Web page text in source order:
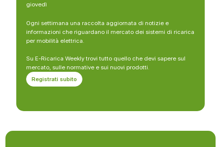
giovedì
Ogni settimana una raccolta aggiornata di notizie e
informazioni che riguardano il mercato dei sistemi di ricarica
per mobilità elettrica.
Su E-Ricarica Weekly trovi tutto quello che devi sapere sul
mercato, sulle normative e sui nuovi prodotti.
Registrati subito